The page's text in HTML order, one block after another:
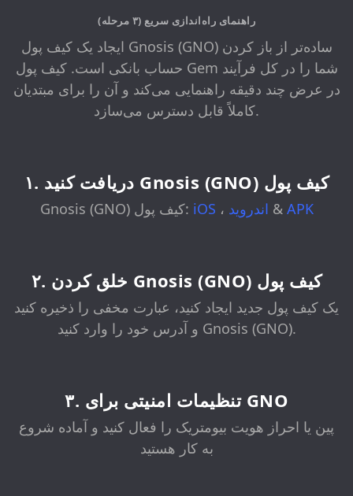
راهنمای راه‌اندازی سریع (۳ مرحله)
ایجاد یک کیف پول Gnosis (GNO) ساده‌تر از باز کردن
حساب بانکی است. کیف پول Gem شما را در کل فرآیند
در عرض چند دقیقه راهنمایی می‌کند و آن را برای مبتدیان
کاملاً قابل دسترس می‌سازد.
۱. دریافت کنید Gnosis (GNO) کیف پول
Gnosis (GNO) کیف پول: iOS ، & APK
۲. خلق کردن Gnosis (GNO) کیف پول
یک کیف پول جدید ایجاد کنید، عبارت مخفی را ذخیره کنید
و آدرس خود را وارد کنید Gnosis (GNO).
۳. تنظیمات امنیتی برای GNO
پین یا احراز هویت بیومتریک را فعال کنید و آماده شروع
به کار هستید